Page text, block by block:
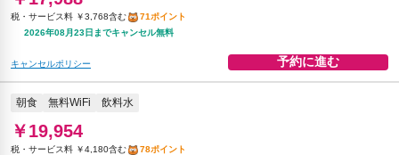
税・サービス料 ￥3,768含む
71ポイント
2026年08月23日までキャンセル無料
キャンセルポリシー 予約に進む
朝食 無料WiFi 飲料水
￥19,954
税・サービス料 ￥4,180含む
78ポイント